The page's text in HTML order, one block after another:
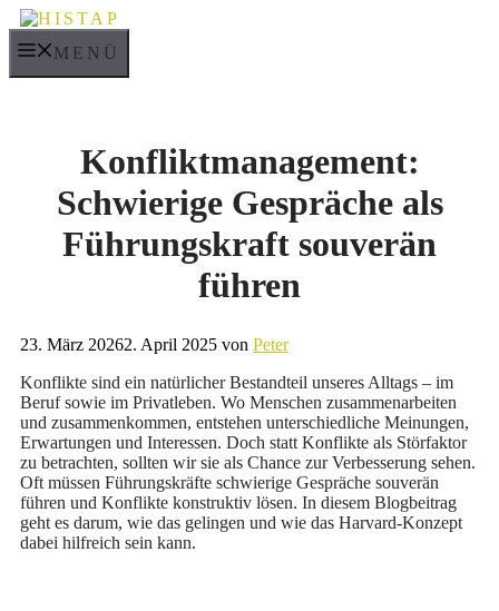
Zum
Inhalt
springenMENÜ
Konfliktmanagement:
Schwierige Gespräche als
Führungskraft souverän
führen
23. März 20262. April 2025 von Peter
Konflikte sind ein natürlicher Bestandteil unseres Alltags – im
Beruf sowie im Privatleben. Wo Menschen zusammenarbeiten
und zusammenkommen, entstehen unterschiedliche Meinungen,
Erwartungen und Interessen. Doch statt Konflikte als Störfaktor
zu betrachten, sollten wir sie als Chance zur Verbesserung sehen.
Oft müssen Führungskräfte schwierige Gespräche souverän
führen und Konflikte konstruktiv lösen. In diesem Blogbeitrag
geht es darum, wie das gelingen und wie das Harvard-Konzept
dabei hilfreich sein kann.